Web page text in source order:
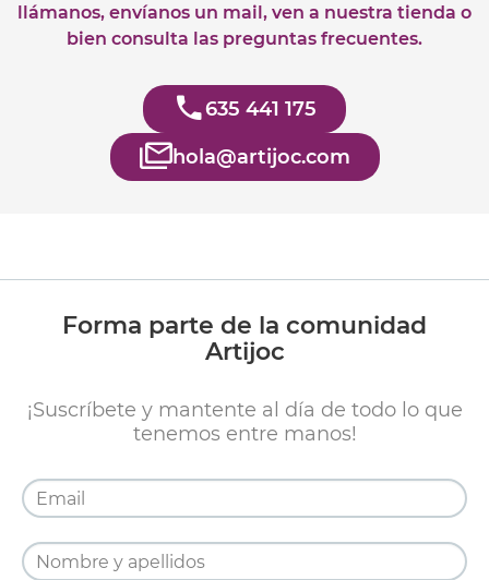
llámanos, envíanos un mail, ven a nuestra tienda o
bien consulta las preguntas frecuentes.
635 441 175
hola@artijoc.com
Forma parte de la comunidad
Artijoc
¡Suscríbete y mantente al día de todo lo que
tenemos entre manos!